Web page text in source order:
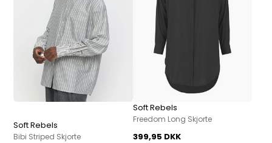
Soft Rebels
Bibi Striped Skjorte
Soft Rebels
Freedom Long Skjorte
399,95 DKK